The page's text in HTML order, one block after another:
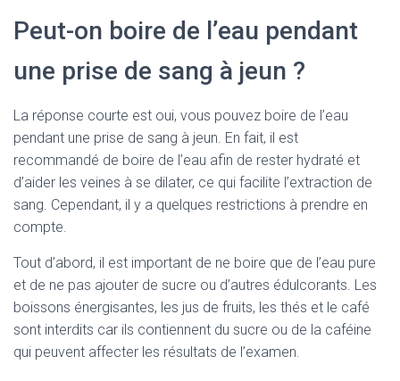
Peut-on boire de l’eau pendant
une prise de sang à jeun ?
La réponse courte est oui, vous pouvez boire de l’eau
pendant une prise de sang à jeun. En fait, il est
recommandé de boire de l’eau afin de rester hydraté et
d’aider les veines à se dilater, ce qui facilite l’extraction de
sang. Cependant, il y a quelques restrictions à prendre en
compte.
Tout d’abord, il est important de ne boire que de l’eau pure
et de ne pas ajouter de sucre ou d’autres édulcorants. Les
boissons énergisantes, les jus de fruits, les thés et le café
sont interdits car ils contiennent du sucre ou de la caféine
qui peuvent affecter les résultats de l’examen.